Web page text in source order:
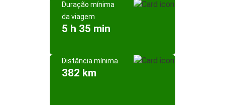
Duração mínima
da viagem
5 h 35 min
Distância mínima
382 km